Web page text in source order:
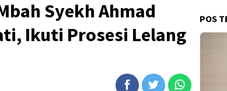
Syekh Ahmad
Ikuti Prosesi Lelang
POS